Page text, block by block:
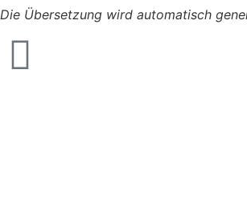
Die Übersetzung wird automatisch